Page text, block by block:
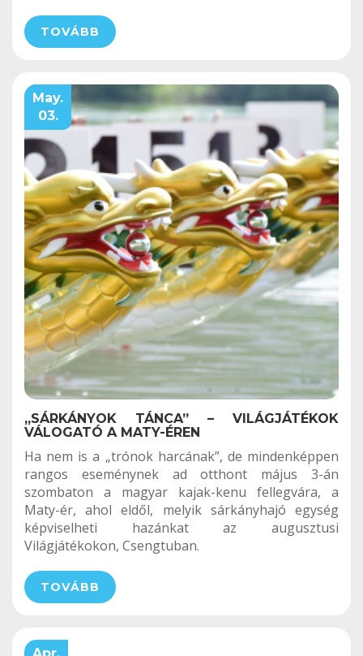
TOVÁBB
May.
03.
„SÁRKÁNYOK TÁNCA” – VILÁGJÁTÉKOK
VÁLOGATÓ A MATY-ÉREN
Ha nem is a „trónok harcának”, de mindenképpen
rangos eseménynek ad otthont május 3-án
szombaton a magyar kajak-kenu fellegvára, a
Maty-ér, ahol eldől, melyik sárkányhajó egység
képviselheti hazánkat az augusztusi
Világjátékokon, Csengtuban.
TOVÁBB